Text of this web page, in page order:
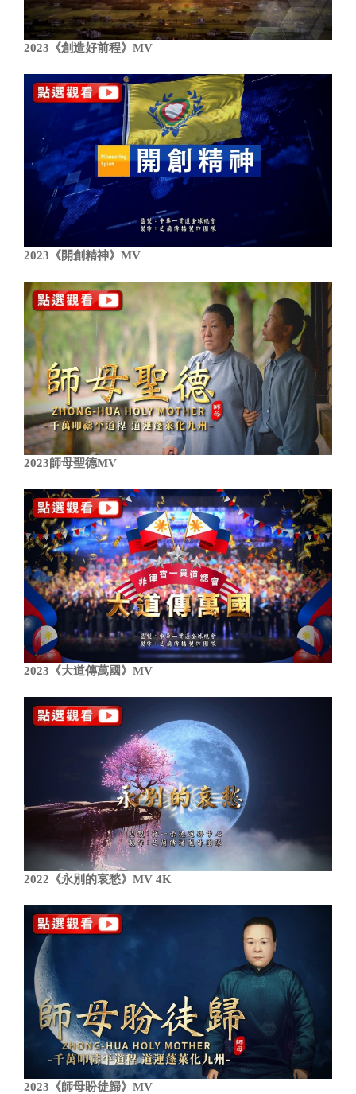
2023《創造好前程》MV
2023《開創精神》MV
2023師母聖德MV
2023《大道傳萬國》MV
2022《永別的哀愁》MV 4K
2023《師母盼徒歸》MV